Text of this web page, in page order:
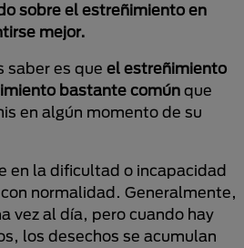
sobre el estreñimiento en
mejor.
saber es que el estreñimiento
bastante común que
en algún momento de su
en la dificultad o incapacidad
normalidad. Generalmente,
vez al día, pero cuando hay
los desechos se acumulan